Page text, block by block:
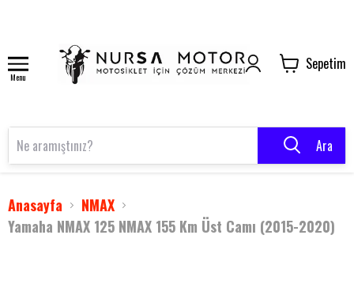
Menu
Sepetim
Ara
Anasayfa
NMAX
Yamaha NMAX 125 NMAX 155 Km Üst Camı (2015-2020)